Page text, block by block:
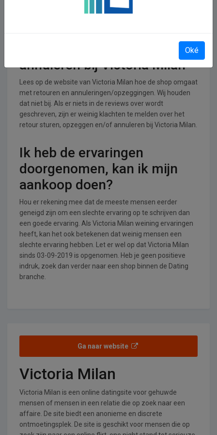
Milan operationeel
annuleren bij Victoria Milan
Lees op de website van Victoria Milan hoe de shop omgaat
met retouren en annuleringen/opzeggingen. Wij houden
dat niet bij. Als er niets in de reviews over wordt
geschreven, zijn er weinig klachten te melden over het
retour sturen, opzeggen en/of annuleren bij Victoria Milan.
Ik heb de ervaringen
doorgenomen, kan ik mijn
aankoop doen?
Hou er rekening mee dat de meeste mensen eerder
geneigd zijn om een slechte ervaring op te schrijven dan
een goede ervaring. Als Victoria Milan weining ervaringen
heeft, kan het ook betekenen dat weinig mensen een
slechte ervaring hebben. Let er wel op dat Victoria Milan
sinds 03-09-2019 is opgenomen. Heb je geen positieve
indruk, zoek dan verder naar een shop binnen de Dating
branche.
Ga naar website
Victoria Milan
Victoria Milan is een online datingsite voor gehuwde
mensen of mensen in een relatie die op zoek naar een
affaire. De site biedt een anonieme en discrete
ontmoetingsplek. De site is geschikt voor mensen die op
Oké